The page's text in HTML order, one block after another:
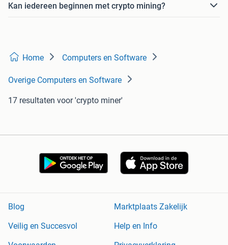
Kan iedereen beginnen met crypto mining?
Home Computers en Software
Overige Computers en Software
17 resultaten voor 'crypto miner'
Blog
Marktplaats Zakelijk
Veilig en Succesvol
Help en Info